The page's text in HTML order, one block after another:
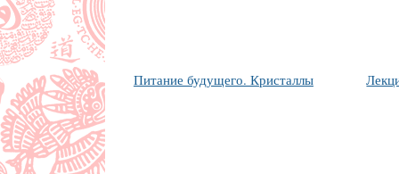
Питание будущего. Кристаллы